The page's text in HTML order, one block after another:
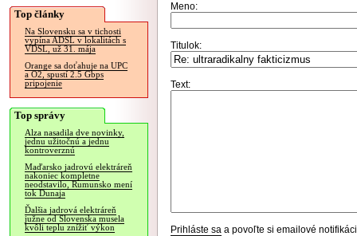
Top články
Na Slovensku sa v tichosti
vypína ADSL v lokalitách s
VDSL, už 31. mája
Orange sa doťahuje na UPC
a O2, spustí 2.5 Gbps
pripojenie
Top správy
Alza nasadila dve novinky,
jednu užitočnú a jednu
kontroverznú
Maďarsko jadrovú elektráreň
nakoniec kompletne
neodstavilo, Rumunsko mení
tok Dunaja
Ďalšia jadrová elektráreň
južne od Slovenska musela
kvôli teplu znížiť výkon
Meno:
Titulok:
Text:
Prihláste sa a povoľte si emailové